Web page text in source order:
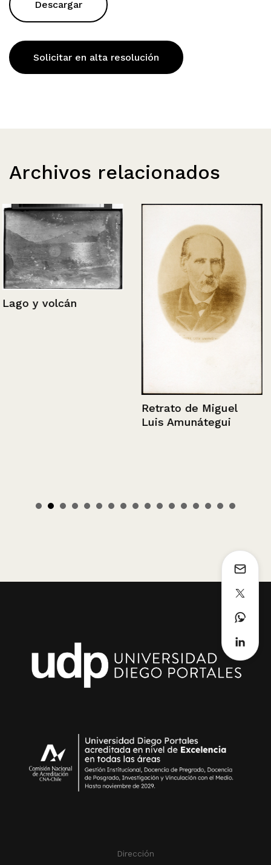
Descargar
Solicitar en alta resolución
Archivos relacionados
Lago y volcán
Retrato de Miguel
Luis Amunátegui
Dirección